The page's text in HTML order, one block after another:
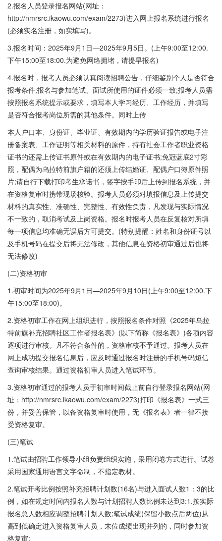
2.报名人员登录报名网站(网址：
http://nmrsrc.ikaowu.com/exam/2273)进入网上报名系统进行报名
(必须实名注册，如实填写)。
3.报名时间：2025年9月1日—2025年9月5日。(上午9:00至12:00.
下午15:00至18:00.为避免网络拥堵，请提早报名)
4.报名时，报考人员必须认真阅读招聘公告，仔细鉴别个人是否符合
报考条件;报名与参加笔试、面试所使用的证件必须一致;报考人员需
按照报名系统提示或要求，填写本人学习经历、工作经历，并填写
是否符合报考岗位所需的其他条件。同时上传
本人户口本、身份证、毕业证、有效期内的学历验证报告或电子注
册备案表、工作证明等相关材料的原件，持有社会工作者职业资格
证书的还需上传证书原件或在有效期内的电子证书;免冠蓝底2寸彩
照，配偶为乌拉特前旗户籍的还须上传结婚证、配偶户口簿原件照
片;请自行下载打印考生承诺书，签字按手印后上传到报名系统，并
在资格复审时携带现场核验。报考人员必须对填报信息及上传提交
材料的真实性、准确性、完整性、有效性负责，凡发现与实际情况
不一致的，取消考试及上岗资格。报名时报考人员在反复核对所填
每一项信息均准确无误后方可提交。(特别提醒：姓名和身份证号以
及手机号码在提交后将无法修改，其他信息在资格初审通过后也将
无法修改)
(二)资格初审
1.初审时间为2025年9月1日—2025年9月10日(上午9:00至12:00.下
午15:00至18:00)。
2.资格初审工作在网上组织进行，按照报名条件对照《2025年乌拉
特前旗补充招聘社区工作者报名表》(以下简称《报名表》)各项内容
逐项进行审核。凡不符合条件的，资格审核不予通过。报考人员在
网上成功提交报名信息后，应及时通过报名时注册的手机号码短信
查询审核结果。通过资格初审人员进入笔试环节。
3.资格初审通过的报考人员于初审时间截止前自行登录报名网站(网
址：http://nmrsrc.ikaowu.com/exam/2273)打印《报名表》一式三
份，并妥善保管，以备资格复审时使用，无《报名表》者一律不接
受资格复审。
(三)笔试
1.笔试由招聘工作领导小组负责组织实施，采用闭卷方式进行。试卷
采用国家通用语言文字命制，不指定教材。
2.笔试开考比例按照补充招聘计划数(16名)与进入面试人数1：3的比
例，如在规定时间内报名人数与计划招聘人数比例未达到3:1.按实际
报名总人数相应调整招聘计划人数;笔试成绩(保留小数点后两位)从
高到低确定进入资格复审人员，末位成绩出现并列的，同时参加资
格复审;